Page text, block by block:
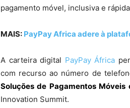
pagamento móvel, inclusiva e
MAIS: PayPay Africa adere à
A carteira digital PayPay África
com recurso ao número de
Soluções de Pagamentos Móveis
Innovation Summit.